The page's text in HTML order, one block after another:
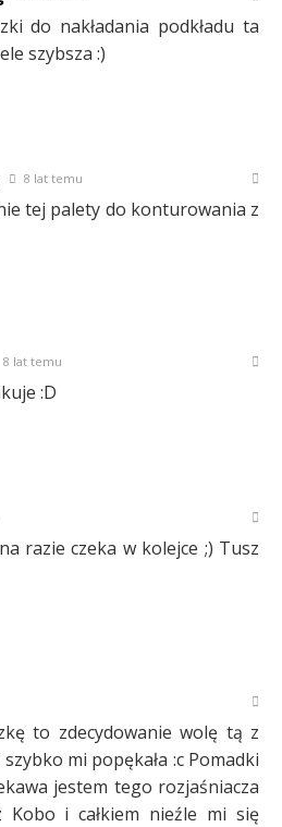
do nakładania podkładu ta
szybsza :)
8 lat temu
tej palety do konturowania z
8 lat temu
:D
razie czeka w kolejce ;) Tusz
to zdecydowanie wolę tą z
mi popękała :c Pomadki
jestem tego rozjaśniacza
Kobo i całkiem nieźle mi się